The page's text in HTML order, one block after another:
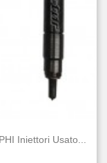
Iniettori Usato...